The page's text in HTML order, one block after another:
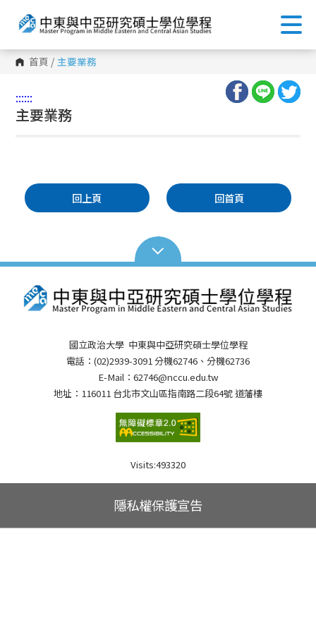
首頁 / 主要業務
::::::
主要業務
回上頁 回首頁
國立政治大學 中東與中亞研究碩士學位學程
電話：(02)2939-3091 分機62746、分機62736
E-Mail：62746@nccu.edu.tw
地址：116011 台北市文山區指南路二段64號 道藩樓
Visits:493320
隱私權保護宣告